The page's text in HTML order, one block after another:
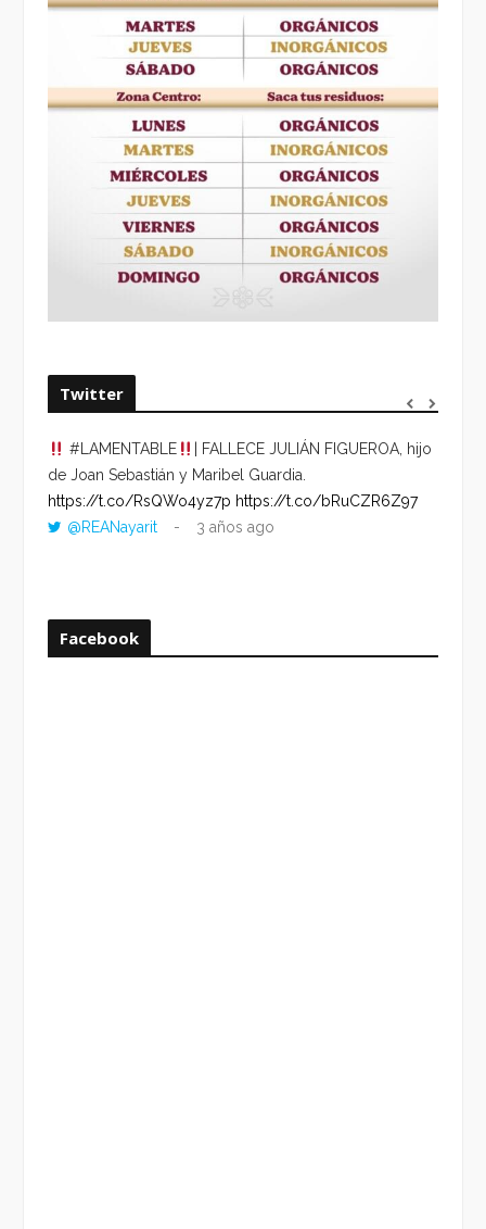
Twitter
#LAMENTABLE
| FALLECE JULIÁN FIGUEROA, hijo
de Joan Sebastián y Maribel Guardia.
https://t.co/RsQWo4yz7p https://t.co/bRuCZR6Z97
@REANayarit
3 años ago
Facebook